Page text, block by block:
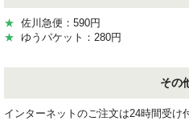
★ 佐川急便：590円
★ ゆうパケット：280円
その
インターネットのご注文は24時間受け